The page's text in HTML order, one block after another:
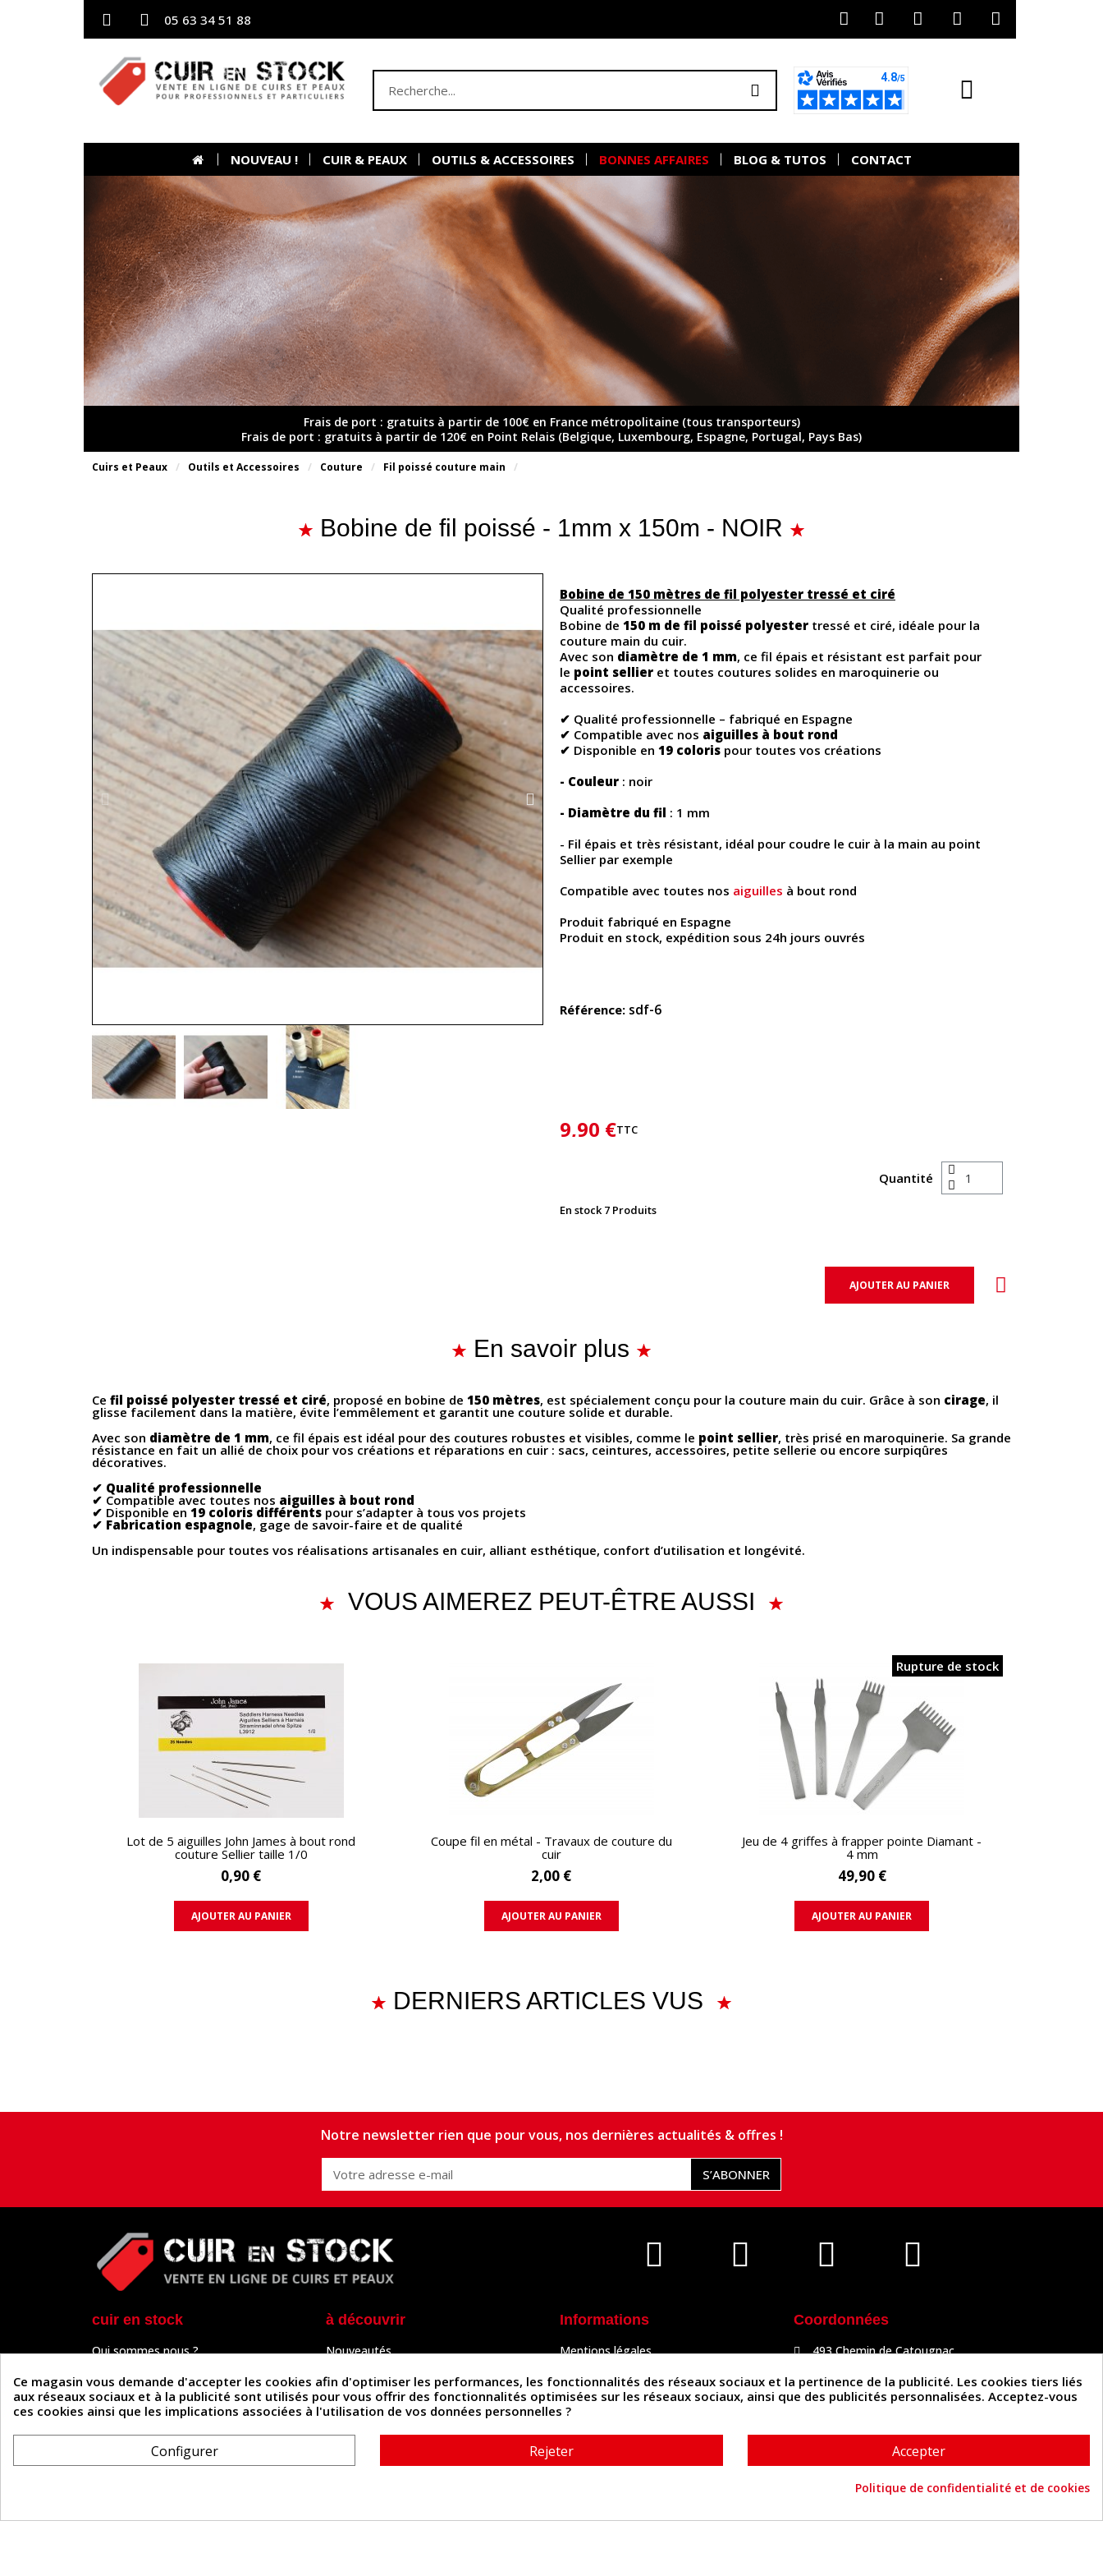
05 63 34 51 88
NOUVEAU ! CUIR & PEAUX OUTILS & ACCESSOIRES BONNES AFFAIRES BLOG & TUTOS CONTACT
Frais de port : gratuits à partir de 100€ en France métropolitaine (tous transporteurs)
Frais de port : gratuits à partir de 120€ en Point Relais (Belgique, Luxembourg, Espagne, Portugal, Pays Bas)
Cuirs et Peaux Outils et Accessoires Couture Fil poissé couture main
Bobine de fil poissé - 1mm x 150m - NOIR
Bobine de 150 mètres de fil polyester tressé et ciré
Qualité professionnelle
Bobine de 150 m de fil poissé polyester tressé et ciré, idéale pour la
couture main du cuir.
Avec son diamètre de 1 mm, ce fil épais et résistant est parfait pour
le point sellier et toutes coutures solides en maroquinerie ou
accessoires.
✔ Qualité professionnelle – fabriqué en Espagne
✔ Compatible avec nos aiguilles à bout rond
✔ Disponible en 19 coloris pour toutes vos créations
- Couleur : noir
- Diamètre du fil : 1 mm
- Fil épais et très résistant, idéal pour coudre le cuir à la main au point
Sellier par exemple
Compatible avec toutes nos aiguilles à bout rond
Produit fabriqué en Espagne
Produit en stock, expédition sous 24h jours ouvrés
Référence sdf-6
9,90 €TTC
Quantité
En stock 7 Produits
AJOUTER AU PANIER
En savoir plus
Ce fil poissé polyester tressé et ciré, proposé en bobine de 150 mètres, est spécialement conçu pour la couture main du cuir. Grâce à son cirage, il
glisse facilement dans la matière, évite l’emmêlement et garantit une couture solide et durable.
Avec son diamètre de 1 mm, ce fil épais est idéal pour des coutures robustes et visibles, comme le point sellier, très prisé en maroquinerie. Sa grande
résistance en fait un allié de choix pour vos créations et réparations en cuir : sacs, ceintures, accessoires, petite sellerie ou encore surpiqûres
décoratives.
✔ Qualité professionnelle
✔ Compatible avec toutes nos aiguilles à bout rond
✔ Disponible en 19 coloris différents pour s’adapter à tous vos projets
✔ Fabrication espagnole, gage de savoir-faire et de qualité
Un indispensable pour toutes vos réalisations artisanales en cuir, alliant esthétique, confort d’utilisation et longévité.
VOUS AIMEREZ PEUT-ÊTRE AUSSI
APERÇU RAPIDE
Lot de 5 aiguilles John James à bout rond
couture Sellier taille 1/0
0,90 €
AJOUTER AU PANIER
APERÇU RAPIDE
Coupe fil en métal - Travaux de couture du
cuir
2,00 €
AJOUTER AU PANIER
APERÇU RAPIDE
Rupture de stock
Jeu de 4 griffes à frapper pointe Diamant -
4 mm
49,90 €
AJOUTER AU PANIER
DERNIERS ARTICLES VUS
Notre newsletter rien que pour vous, nos dernières actualités & offres !
S’ABONNER
cuir en stock
Qui sommes nous ?
Paiement sécurisé
Un problème de connexion ?
Frais de livraison
Formulaire de rétractation
à découvrir
Nouveautés
Outils & Accessoires
Tutos
Actualités
Informations
Mentions légales
Politique de confidentialité
Politique des cookies
Contactez-nous
Coordonnées
493 Chemin de Catougnac
05 63 34 51 88
contact@cuirenstock.com
Ce magasin vous demande d'accepter les cookies afin d'optimiser les performances, les fonctionnalités des réseaux sociaux et la pertinence de la publicité. Les cookies tiers liés
aux réseaux sociaux et à la publicité sont utilisés pour vous offrir des fonctionnalités optimisées sur les réseaux sociaux, ainsi que des publicités personnalisées. Acceptez-vous
ces cookies ainsi que les implications associées à l'utilisation de vos données personnelles ?
Configurer Rejeter Accepter
Politique de confidentialité et de cookies